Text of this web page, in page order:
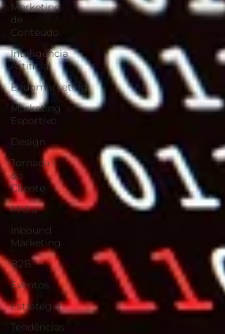
Marketing
de
Conteúdo
Inteligência
Artificial
Endomarketing
Marketing
Esportivo
Design
Jornada
do
Cliente
Mídia
Inbound
Marketing
B2B
Eventos
Estratégia
Tendências